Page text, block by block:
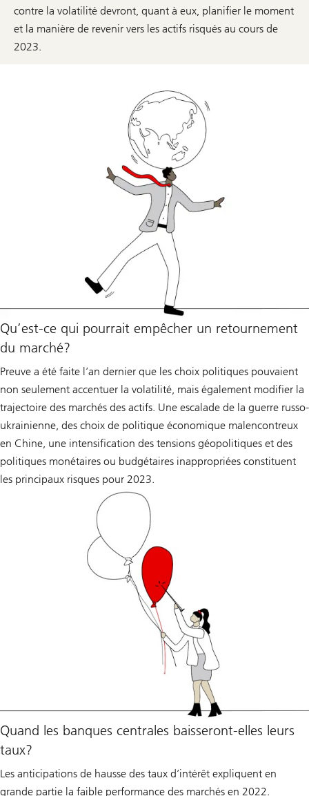
contre la volatilité devront, quant à eux, planifier le moment
et la manière de revenir vers les actifs risqués au cours de
2023.
Qu’est-ce qui pourrait empêcher un retournement
du marché?
Preuve a été faite l’an dernier que les choix politiques pouvaient
non seulement accentuer la volatilité, mais également modifier la
trajectoire des marchés des actifs. Une escalade de la guerre russo-
ukrainienne, des choix de politique économique malencontreux
en Chine, une intensification des tensions géopolitiques et des
politiques monétaires ou budgétaires inappropriées constituent
les principaux risques pour 2023.
Quand les banques centrales baisseront-elles leurs
taux?
Les anticipations de hausse des taux d’intérêt expliquent en
grande partie la faible performance des marchés en 2022.